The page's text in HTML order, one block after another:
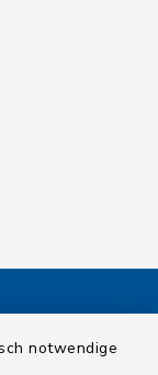
notwendige